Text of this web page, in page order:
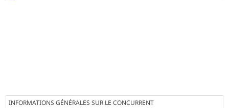
INFORMATIONS GÉNÉRALES SUR LE CONCURRENT